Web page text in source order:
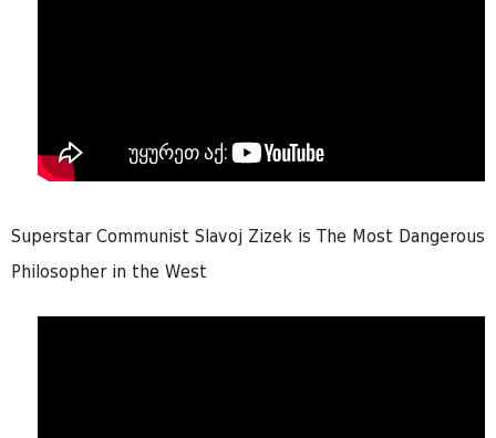
Superstar Communist Slavoj Zizek is The Most Dangerous
Philosopher in the West